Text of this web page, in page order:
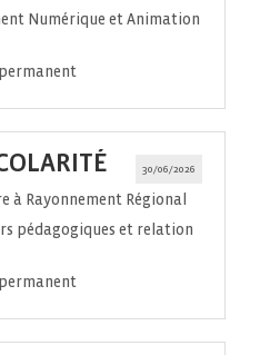
Numérique et Animation
30/06/2026
(Nouvelle
fenêtre)
à Rayonnement Régional
pédagogiques et relation